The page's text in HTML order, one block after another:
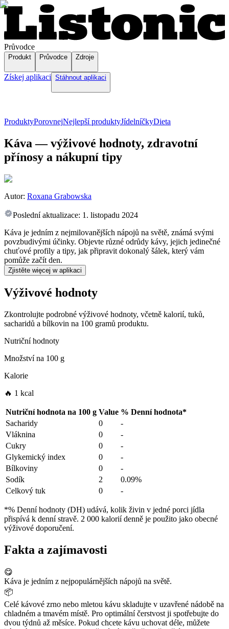
Průvodce
Produkt Průvodce Zdroje
Získej aplikaci Stáhnout aplikaci
ProduktyPorovnejNejlepší produktyJídelníčkyDieta
Káva — výživové hodnoty, zdravotní
přínosy a nákupní tipy
Autor: Roxana Grabowska
Poslední aktualizace: 1. listopadu 2024
Káva je jedním z nejmilovanějších nápojů na světě, známá svými
povzbudivými účinky. Objevte různé odrůdy kávy, jejich jedinečné
chuťové profily a tipy, jak připravit dokonalý šálek, který vám
pomůže začít den.
Zjistěte więcej w aplikaci
Výživové hodnoty
Zkontrolujte podrobné výživové hodnoty, včetně kalorií, tuků,
sacharidů a bílkovin na 100 gramů produktu.
Nutriční hodnoty
Množství na 100 g
Kalorie
🔥 1 kcal
Nutriční hodnota na 100 g Value % Denní hodnota*
Sacharidy
0
-
Vláknina
0
-
Cukry
0
-
Glykemický index
0
-
Bílkoviny
0
-
Sodík
2
0.09%
Celkový tuk
0 -
*% Denní hodnoty (DH) udává, kolik živin v jedné porci jídla
přispívá k denní stravě. 2 000 kalorií denně je použito jako obecné
výživové doporučení.
Fakta a zajímavosti
😋
Káva je jedním z nejpopulárnějších nápojů na světě.
📦
Celé kávové zrno nebo mletou kávu skladujte v uzavřené nádobě na
chladném a tmavém místě. Pro optimální čerstvost ji spotřebujte do
dvou týdnů až měsíce. Pokud chcete kávu uchovat déle, můžete